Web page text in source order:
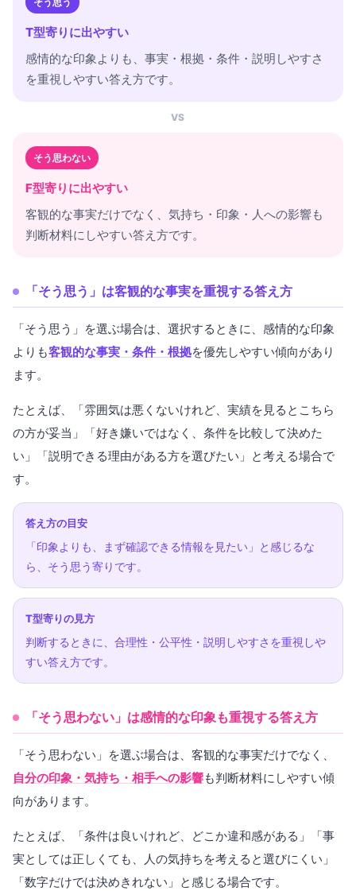
T型寄りに出やすい
感情的な印象よりも、事実・根拠・条件・説明しやすさ
を重視しやすい答え方です。
VS
そう思わない
F型寄りに出やすい
客観的な事実だけでなく、気持ち・印象・人への影響も
判断材料にしやすい答え方です。
「そう思う」は客観的な事実を重視する答え方
「そう思う」を選ぶ場合は、選択するときに、感情的な印象
よりも客観的な事実・条件・根拠を優先しやすい傾向があり
ます。
たとえば、「雰囲気は悪くないけれど、実績を見るとこちら
の方が妥当」「好き嫌いではなく、条件を比較して決めた
い」「説明できる理由がある方を選びたい」と考える場合で
す。
答え方の目安
「印象よりも、まず確認できる情報を見たい」と感じるな
ら、そう思う寄りです。
T型寄りの見方
判断するときに、合理性・公平性・説明しやすさを重視しや
すい答え方です。
「そう思わない」は感情的な印象も重視する答え方
「そう思わない」を選ぶ場合は、客観的な事実だけでなく、
自分の印象・気持ち・相手への影響も判断材料にしやすい傾
向があります。
たとえば、「条件は良いけれど、どこか違和感がある」「事
実としては正しくても、人の気持ちを考えると選びにくい」
「数字だけでは決めきれない」と感じる場合です。